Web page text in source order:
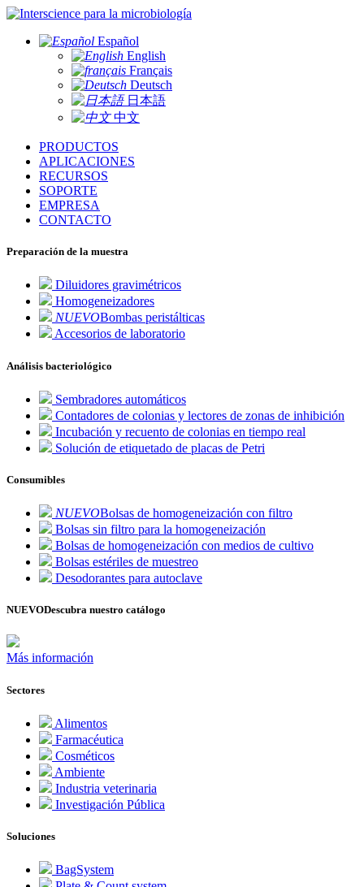
para la microbiología
Español
English
Français
Deutsch
日本語
中文
PRODUCTOS
APLICACIONES
RECURSOS
SOPORTE
EMPRESA
CONTACTO
Preparación de la muestra
Diluidores gravimétricos
Homogeneizadores
NUEVOBombas peristálticas
Accesorios de laboratorio
Análisis bacteriológico
Sembradores automáticos
Contadores de colonias y lectores de zonas de inhibición
Incubación y recuento de colonias en tiempo real
Solución de etiquetado de placas de Petri
Consumibles
NUEVOBolsas de homogeneización con filtro
Bolsas sin filtro para la homogeneización
Bolsas de homogeneización con medios de cultivo
Bolsas estériles de muestreo
Desodorantes para autoclave
NUEVODescubra nuestro catálogo
Más información
Sectores
Alimentos
Farmacéutica
Cosméticos
Ambiente
Industria veterinaria
Investigación Pública
Soluciones
BagSystem